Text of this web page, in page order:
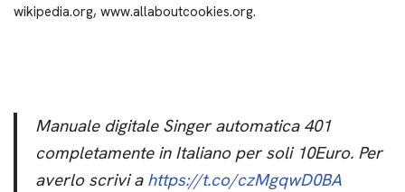
wikipedia.org, www.allaboutcookies.org.
Manuale digitale Singer automatica 401
completamente in Italiano per soli 10Euro. Per
averlo scrivi a https://t.co/czMgqwD0BA